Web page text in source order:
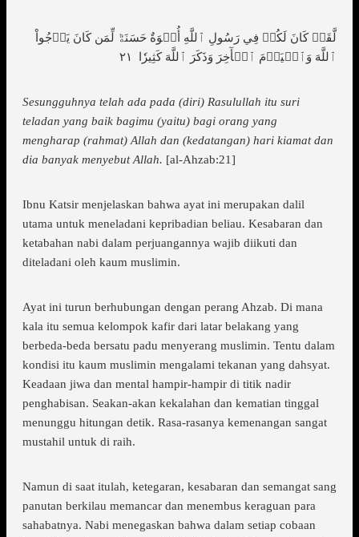
لَّقَدۡ كَانَ لَكُمۡ فِي رَسُولِ ٱللَّهِ أُسۡوَةٌ حَسَنَةٞ لِّمَن كَانَ يَرۡجُواْ
ٱللَّهَ وَٱلۡيَوۡمَ ٱلۡأٓخِرَ وَذَكَرَ ٱللَّهَ كَثِيرٗا ٢١
Sesungguhnya telah ada pada (diri) Rasulullah itu suri
teladan yang baik bagimu (yaitu) bagi orang yang
mengharap (rahmat) Allah dan (kedatangan) hari kiamat dan
dia banyak menyebut Allah. [al-Ahzab:21]
Ibnu Katsir menjelaskan bahwa ayat ini merupakan dalil
utama untuk meneladani kepribadian beliau. Kesabaran dan
ketabahan nabi dalam perjuangannya wajib diikuti dan
diteladani oleh kaum muslimin.
Ayat ini turun berhubungan dengan perang Ahzab. Di mana
kala itu semua kelompok kafir dari latar belakang yang
berbeda-beda bersatu padu menyerang muslimin. Tentu dalam
kondisi itu kaum muslimin mengalami tekanan yang dahsyat.
Keadaan jiwa dan mental hampir-hampir di titik nadir
penghabisan. Seakan-akan kekalahan dan kematian tinggal
menunggu hitungan detik. Rasa-rasanya kemenangan sangat
mustahil untuk di raih.
Namun di saat itulah, ketegaran, kesabaran dan semangat sang
panutan berkilau memancar dan menembus keraguan para
sahabatnya. Nabi menegaskan bahwa dalam setiap cobaan